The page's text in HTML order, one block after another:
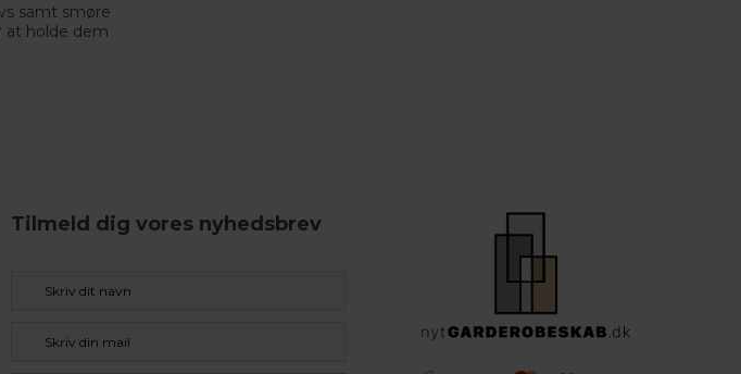
samt smøre
at holde dem
Tilmeld dig vores nyhedsbrev